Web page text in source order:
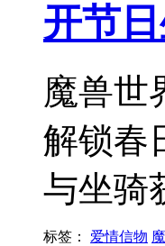
开节
魔兽世
解锁春
与坐骑
标签： 爱情信物